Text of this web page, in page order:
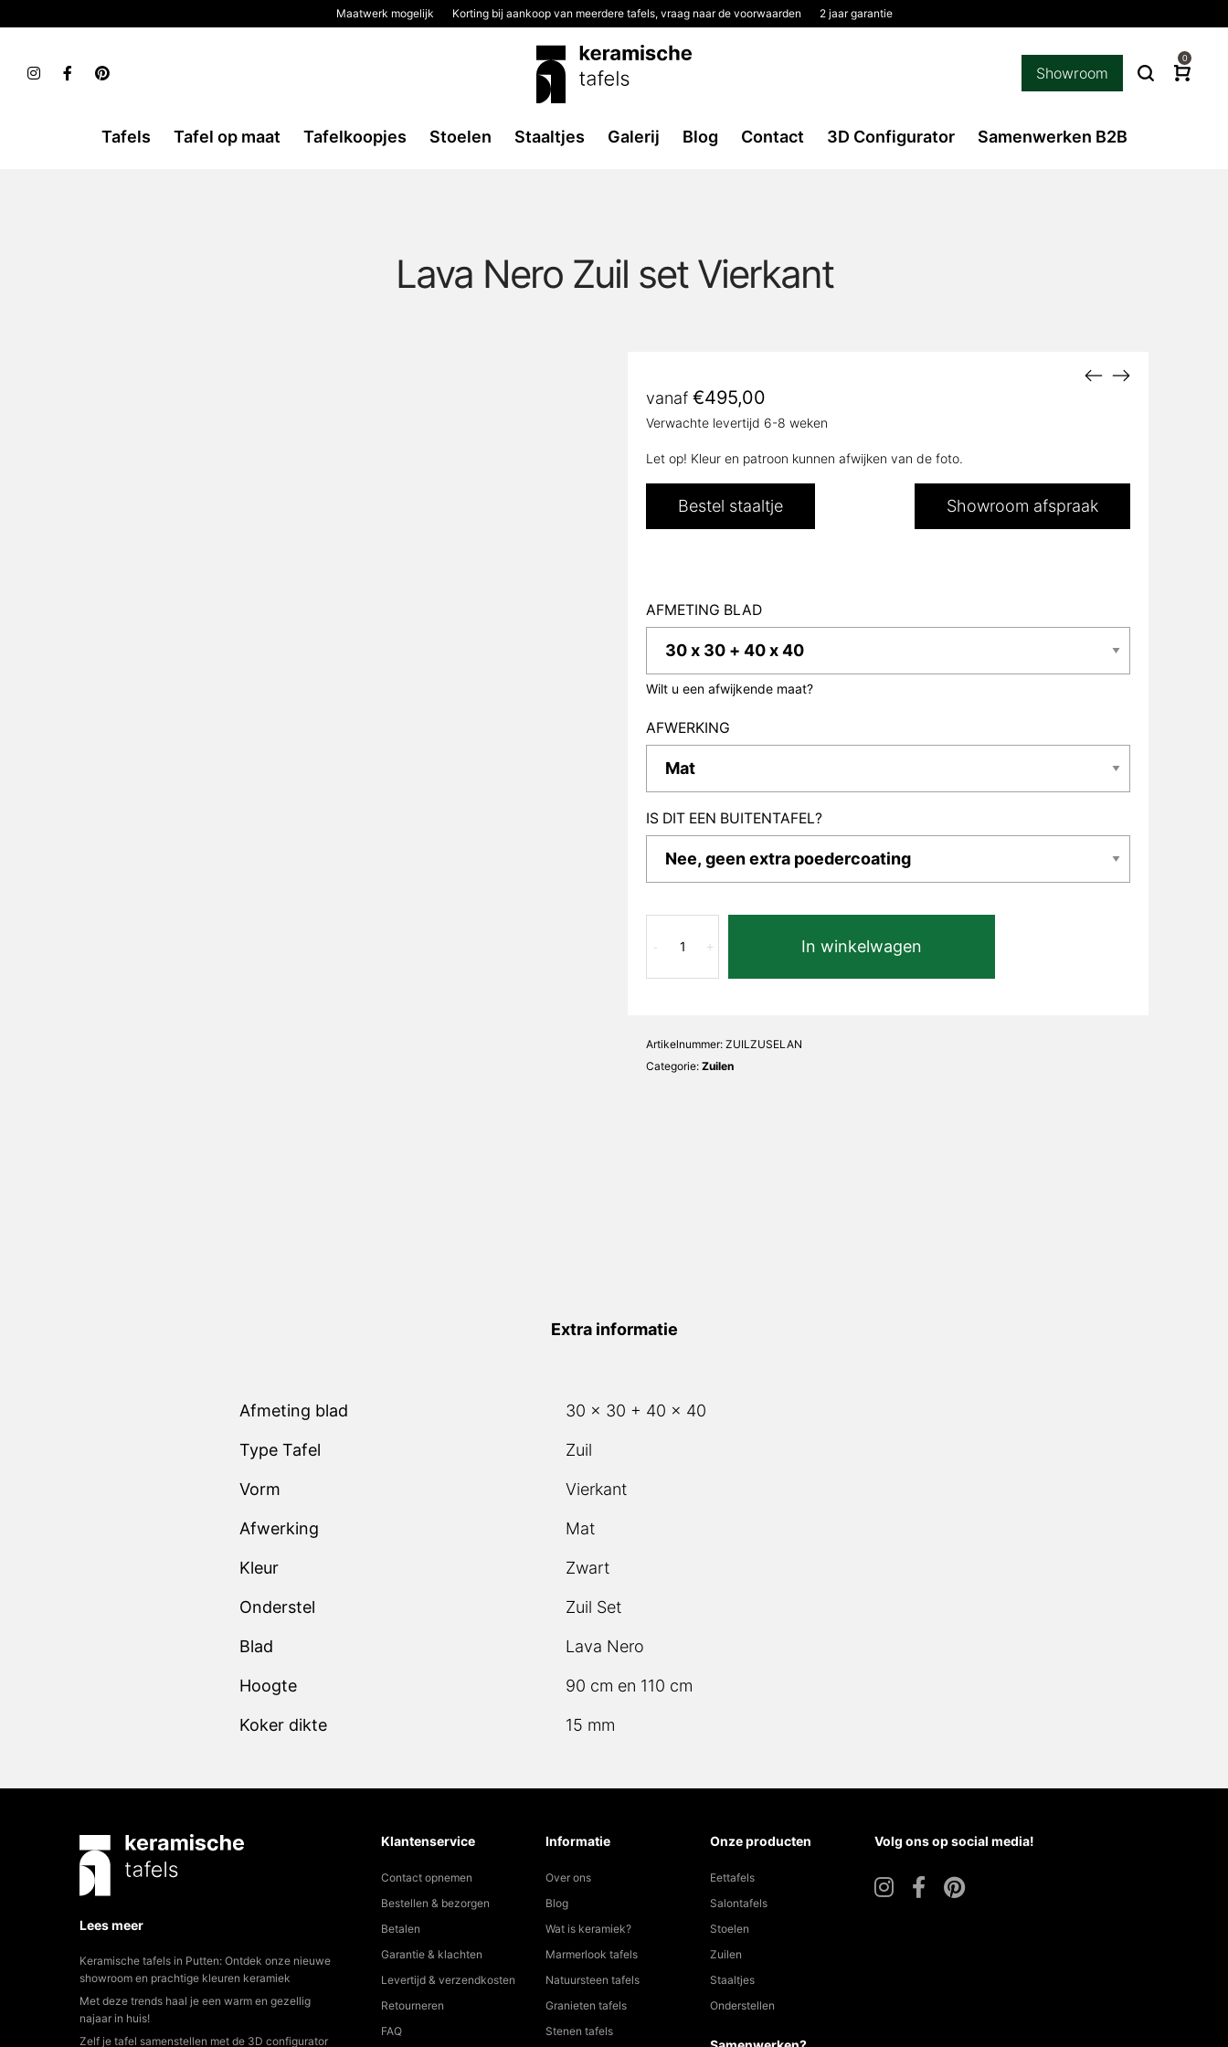
Maatwerk mogelijk Korting bij aankoop van meerdere tafels, vraag naar de voorwaarden 2 jaar garantie
Showroom
0
Tafels Tafel op maat Tafelkoopjes Stoelen Staaltjes Galerij Blog Contact 3D Configurator Samenwerken B2B
Lava Nero Zuil set Vierkant
vanaf €495,00
Verwachte levertijd 6-8 weken
Let op! Kleur en patroon kunnen afwijken van de foto.
Bestel staaltje Showroom afspraak
AFMETING BLAD
Wilt u een afwijkende maat?
AFWERKING
IS DIT EEN BUITENTAFEL?
Nero
+
- In winkelwagen
Artikelnummer: ZUILZUSELAN
Categorie: Zuilen
Extra informatie
Afmeting blad 30 x 30 + 40 x 40
Type Tafel Zuil
Vorm Vierkant
Afwerking Mat
Kleur Zwart
Onderstel Zuil Set
Blad Lava Nero
Hoogte 90 cm en 110 cm
Koker dikte 15 mm
Lees meer
Keramische tafels in Putten: Ontdek onze nieuwe
showroom en prachtige kleuren keramiek
Met deze trends haal je een warm en gezellig
najaar in huis!
Zelf je tafel samenstellen met de 3D configurator
Klantenservice
Contact opnemen
Bestellen & bezorgen
Betalen
Garantie & klachten
Levertijd & verzendkosten
Retourneren
FAQ
Informatie
Over ons
Blog
Wat is keramiek?
Marmerlook tafels
Natuursteen tafels
Granieten tafels
Stenen tafels
Onze producten
Eettafels
Salontafels
Stoelen
Zuilen
Staaltjes
Onderstellen
Volg ons op social media!